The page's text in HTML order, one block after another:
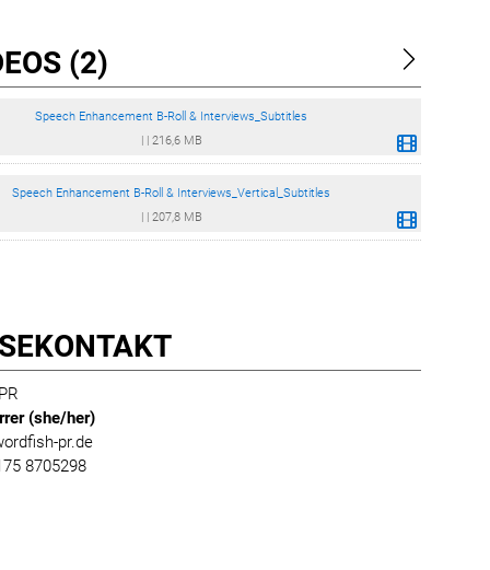
(2)
Speech Enhancement B-Roll & Interviews_Subtitles
| | 216,6 MB
Speech Enhancement B-Roll & Interviews_Vertical_Subtitles
| | 207,8 MB
(she/her)
pr.de
8705298